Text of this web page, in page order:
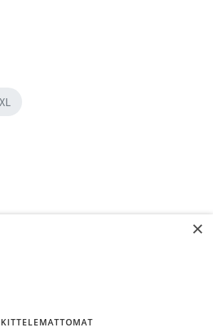
×